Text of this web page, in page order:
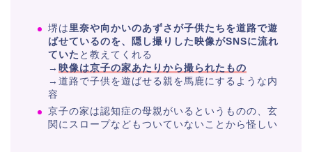
堺は里奈や向かいのあずさが子供たちを道路で遊
ばせているのを、隠し撮りした映像がSNSに流れ
ていた と教えてくれる
→ 映像は京子の家あたりから撮られたもの
→道路で子供を遊ばせる親を馬鹿にするような内
容
京子の家は認知症の母親がいるというものの、玄
関にスロープなどもついていないことから怪しい